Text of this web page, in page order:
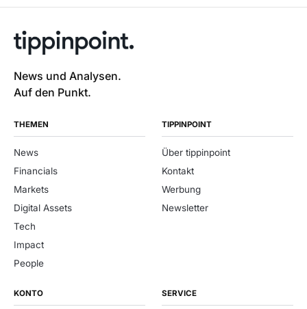
News und Analysen.
Auf den Punkt.
THEMEN
News
Financials
Markets
Digital Assets
Tech
Impact
People
TIPPINPOINT
Über tippinpoint
Kontakt
Werbung
Newsletter
KONTO SERVICE